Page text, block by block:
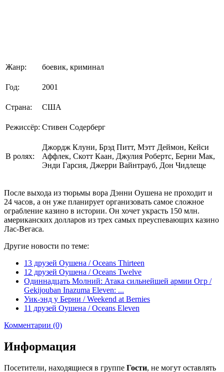
Жанр: боевик, криминал
Год: 2001
Страна: США
Режиссёр: Стивен Содерберг
В ролях:
Джордж Клуни, Брэд Питт, Мэтт Деймон, Кейси
Аффлек, Скотт Каан, Джулия Робертс, Берни Мак,
Энди Гарсия, Джерри Вайнтрауб, Дон Чидлеще
После выхода из тюрьмы вора Дэнни Оушена не проходит и
24 часов, а он уже планирует организовать самое сложное
ограбление казино в истории. Он хочет украсть 150 млн.
американских долларов из трех самых преуспевающих казино
Лас-Вегаса.
Другие новости по теме:
13 друзей Оушена / Oceans Thirteen
12 друзей Оушена / Oceans Twelve
Одиннадцать Молний: Атака сильнейшей армии Огр /
Gekijouban Inazuma Eleven: ...
Уик-энд у Берни / Weekend at Bernies
11 друзей Оушена / Oceans Eleven
Комментарии (0)
Информация
Посетители, находящиеся в группе Гости, не могут оставлять